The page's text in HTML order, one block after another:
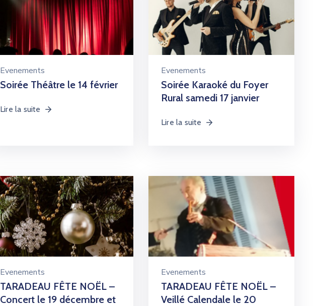
Evenements
Soirée Théâtre le 14 février
Lire la suite
Evenements
Soirée Karaoké du Foyer
Rural samedi 17 janvier
Lire la suite
Evenements
TARADEAU FÊTE NOËL –
Concert le 19 décembre et
Evenements
TARADEAU FÊTE NOËL –
Veillé Calendale le 20